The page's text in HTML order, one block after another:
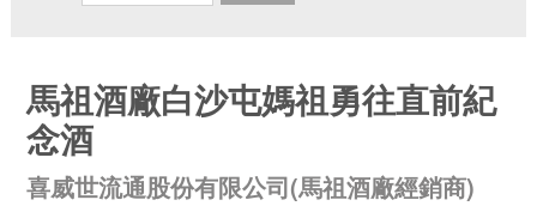
馬祖酒廠白沙屯媽祖勇往直前紀
念酒
喜威世流通股份有限公司(馬祖酒廠經銷商)